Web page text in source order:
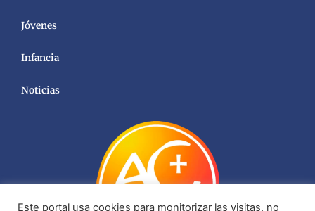
Jóvenes
Infancia
Noticias
Este portal usa cookies para monitorizar las visitas, no